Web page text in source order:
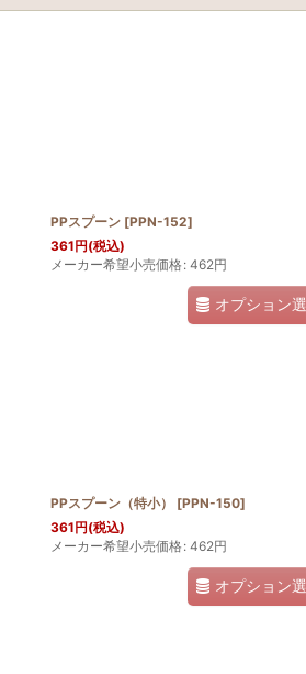
PPスプーン [PPN-152]
361円(税込)
メーカー希望小売価格: 462円
オプション
PPスプーン（特小） [PPN-150]
361円(税込)
メーカー希望小売価格: 462円
オプション